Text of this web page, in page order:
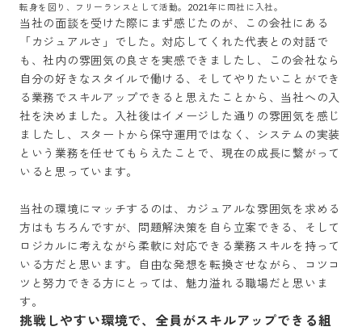
転身を図り、フリーランスとして活動。2021年に同社に入社。
当社の面談を受けた際にまず感じたのが、この会社にある
「カジュアルさ」でした。対応してくれた代表との対話で
も、社内の雰囲気の良さを実感できましたし、この会社なら
自分の好きなスタイルで働ける、そしてやりたいことができ
る業務でスキルアップできると思えたことから、当社への入
社を決めました。入社後はイメージした通りの雰囲気を感じ
ましたし、スタートから保守運用ではなく、システムの実装
という業務を任せてもらえたことで、現在の成長に繋がって
いると思っています。
当社の環境にマッチするのは、カジュアルな雰囲気を求める
方はもちろんですが、問題解決策を自ら立案できる、そして
ロジカルに考えながら柔軟に対応できる業務スキルを持って
いる方だと思います。自由な発想を転換させながら、コツコ
ツと努力できる方にとっては、魅力溢れる職場だと思いま
す。
挑戦しやすい環境で、全員がスキルアップできる組